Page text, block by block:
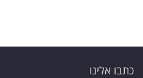
כתבו אלינו